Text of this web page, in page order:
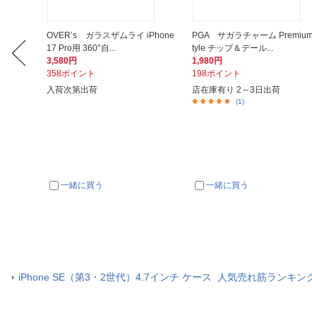
OVER’s ガラスザムライ iPhone
17 Pro用 360°自...
3,580円
358ポイント
入荷次第出荷
一緒に買う
PGA サガラチャーム
tyle チップ＆デール...
1,980円
198ポイント
店在庫有り 2～3日出荷
(1)
一緒に買う
iPhone SE（第3・2世代）4.7インチ ケース 人気売れ筋ランキン